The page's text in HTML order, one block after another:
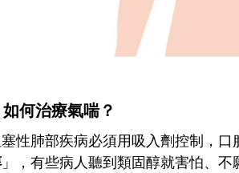
如何治療氣喘？
性肺部疾病必須用吸入劑控制，
」，有些病人聽到類固醇就害怕、